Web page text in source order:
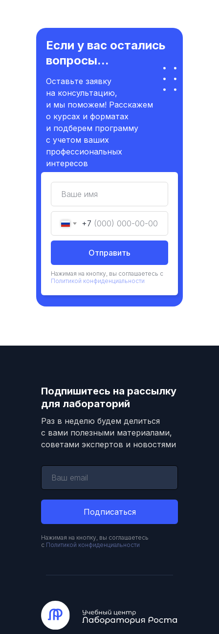
Оставьте заявку
на консультацию,
и мы поможем! Расскажем
о курсах и форматах
и подберем программу
с учетом ваших
профессиональных
интересов
Если у вас остались
вопросы...
Нажимая на кнопку, вы соглашаетесь с
Политикой конфиденциальности
+7
Отправить
Подпишитесь на рассылку
для лабораторий
Раз в неделю будем делиться
с вами полезными материалами,
советами экспертов и новостями
Подписаться
Нажимая на кнопку, вы соглашаетесь
с Политикой конфиденциальности